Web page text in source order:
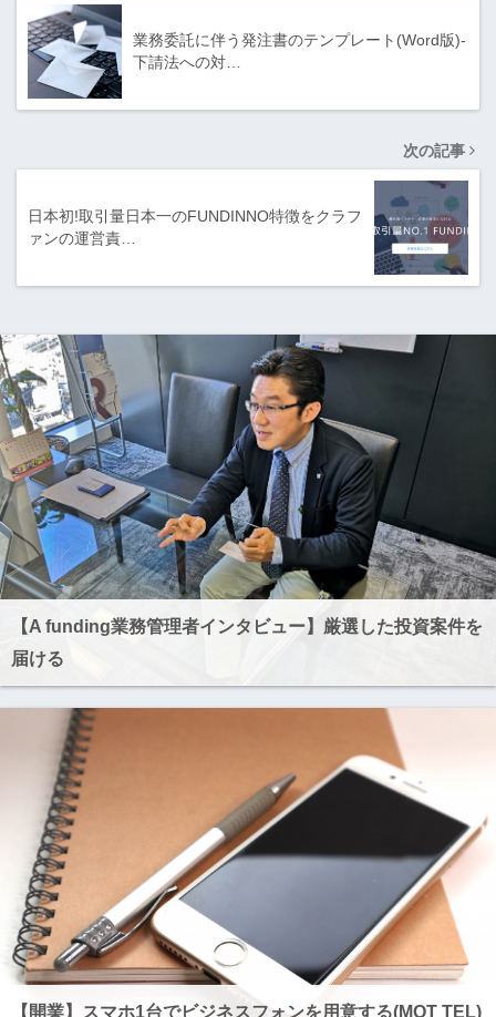
業務委託に伴う発注書のテンプレート(Word版)-
下請法への対…
次の記事
日本初!取引量日本一のFUNDINNO特徴をクラフ
ァンの運営責…
【A funding業務管理者インタビュー】厳選した投資案件を
届ける
【開業】スマホ1台でビジネスフォンを用意する(MOT TEL)